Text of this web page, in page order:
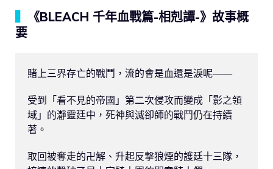
《BLEACH 千年血戰篇-相剋譚-》故事概
要
賭上三界存亡的戰鬥，流的會是血還是淚呢——
受到「看不見的帝國」第二次侵攻而變成「影之領
域」的瀞靈廷中，死神與滅卻師的戰鬥仍在持續
著。
取回被奪走的卍解、升起反撃狼煙的護廷十三隊，